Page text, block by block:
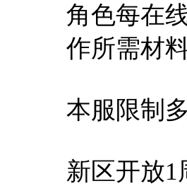
角色每在
作所需材
本服限制
新区开放1